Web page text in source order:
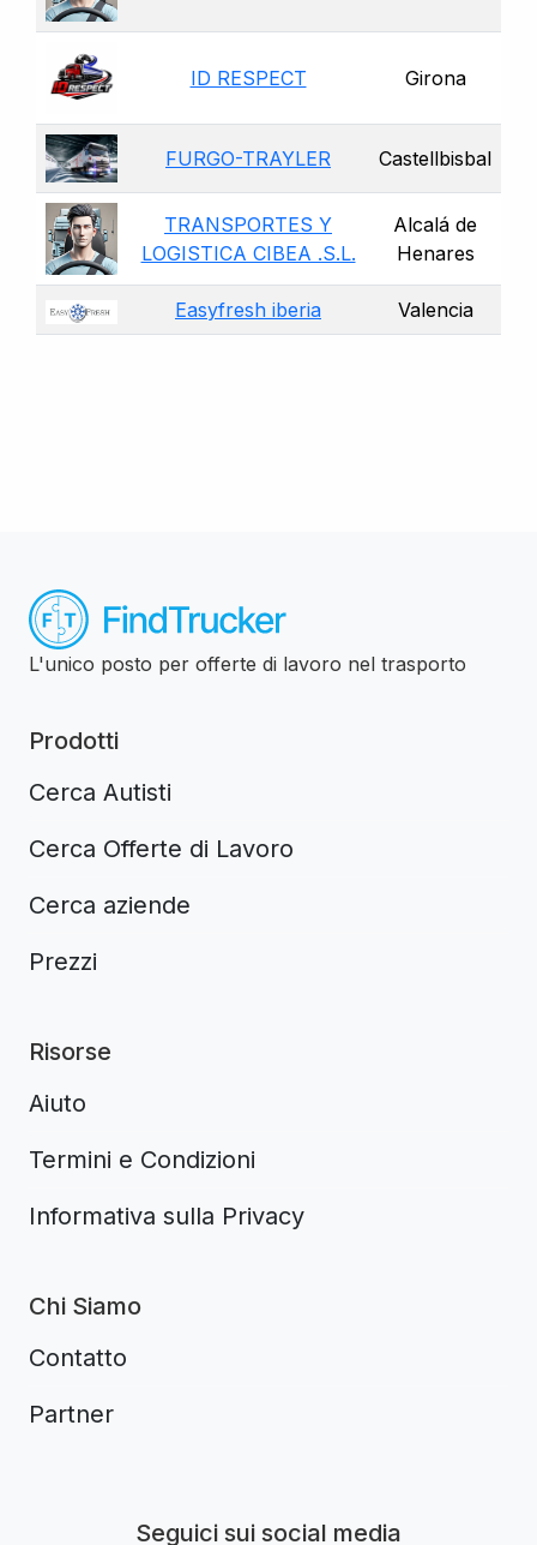
ID RESPECT Girona
FURGO-TRAYLER Castellbisbal
TRANSPORTES Y
LOGISTICA CIBEA .S.L.
Alcalá de
Henares
Easyfresh iberia Valencia
L'unico posto per offerte di lavoro nel trasporto
Prodotti
Cerca Autisti
Cerca Offerte di Lavoro
Cerca aziende
Prezzi
Risorse
Aiuto
Termini e Condizioni
Informativa sulla Privacy
Chi Siamo
Contatto
Partner
Seguici sui social media